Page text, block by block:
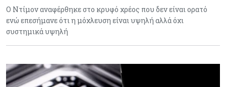
Ο Ντίμον αναφέρθηκε στο κρυφό χρέος που δεν είναι ορατό
ενώ επεσήμανε ότι η μόχλευση είναι υψηλή αλλά όχι
συστημικά υψηλή